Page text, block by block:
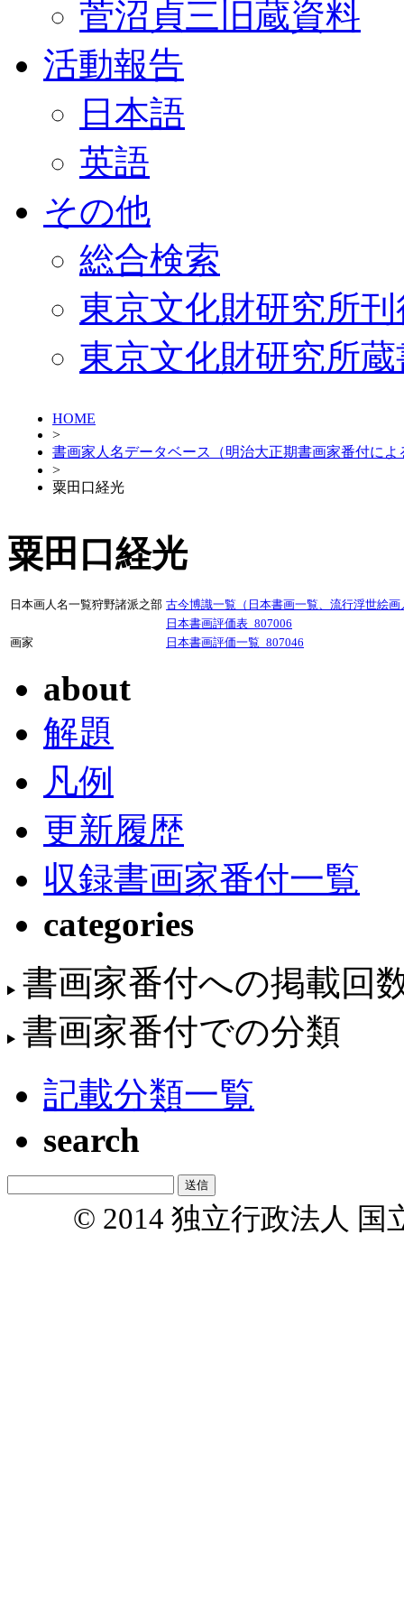
菅沼貞三旧蔵資料
活動報告
日本語
英語
その他
総合検索
東京文化財研究所
東京文化財研究所
HOME
>
書画家人名データベース（明治大正期書画家番付によ
>
粟田口経光
粟田口経光
日本画人名一覧狩野諸派之部 古今博識一覧（日本書画一覧、流行浮世絵画
日本書画評価表_807006
画家
日本書画評価一覧_807046
about
解題
凡例
更新履歴
収録書画家番付一覧
categories
書画家番付への掲載回
書画家番付での分類
記載分類一覧
search
© 2014 独立行政法人 国